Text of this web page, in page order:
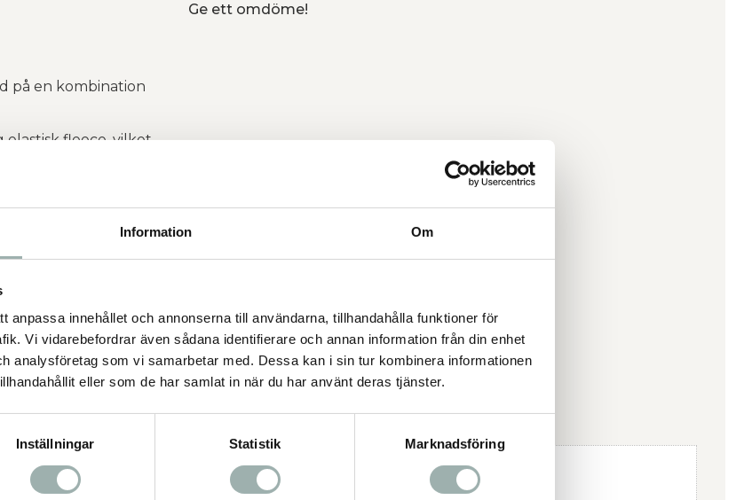
Information Om
anpassa innehållet och annonserna till användarna, tillhandahålla funktioner för
Vi vidarebefordrar även sådana identifierare och annan information från din enhet
analysföretag som vi samarbetar med. Dessa kan i sin tur kombinera informationen
eller som de har samlat in när du har använt deras tjänster.
Inställningar Statistik Marknadsföring
Ge ett omdöme!
på en kombination
fleece, vilket
vatten och stänk.